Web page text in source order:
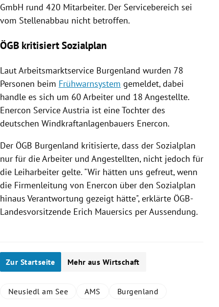
GmbH rund 420 Mitarbeiter. Der Servicebereich sei
vom Stellenabbau nicht betroffen.
ÖGB kritisiert Sozialplan
Laut Arbeitsmarktservice Burgenland wurden 78
Personen beim Frühwarnsystem gemeldet, dabei
handle es sich um 60 Arbeiter und 18 Angestellte.
Enercon Service Austria ist eine Tochter des
deutschen Windkraftanlagenbauers Enercon.
Der ÖGB Burgenland kritisierte, dass der Sozialplan
nur für die Arbeiter und Angestellten, nicht jedoch für
die Leiharbeiter gelte. "Wir hätten uns gefreut, wenn
die Firmenleitung von Enercon über den Sozialplan
hinaus Verantwortung gezeigt hätte", erklärte ÖGB-
Landesvorsitzende Erich Mauersics per Aussendung.
Zur Startseite Mehr aus Wirtschaft
Neusiedl am See AMS Burgenland